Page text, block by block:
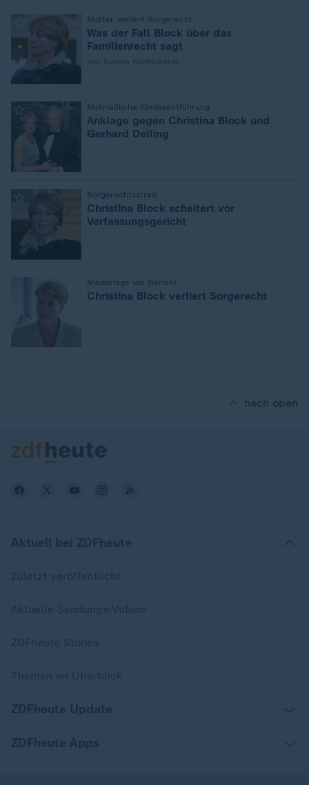
Mutter verliert Sorgerecht
Was der Fall Block über das
Familienrecht sagt
Mutmaßliche Kindesentführung
Anklage gegen Christina Block und
Gerhard Delling
Sorgerechtsstreit
Christina Block scheitert vor
Verfassungsgericht
Niederlage vor Gericht
Christina Block verliert Sorgerecht
nach oben